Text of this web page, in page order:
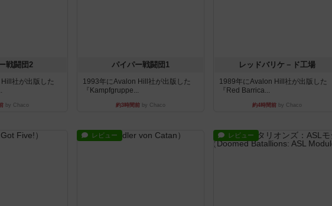
戦闘団2
社が出版した
by Chaco
パイパー戦闘団1
1993年にAvalon Hill社が出版した
『Kampfgruppe...
約3時間前 by Chaco
レッドバリケ－ド工場
1989年にAvalon Hill社が出版した
『Red Barrica...
約4時間前 by Chaco
レビュー レビュー